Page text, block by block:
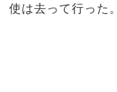
使は去って行った。